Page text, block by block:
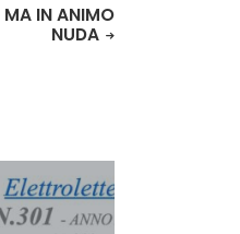
MA IN ANIMO
NUDA